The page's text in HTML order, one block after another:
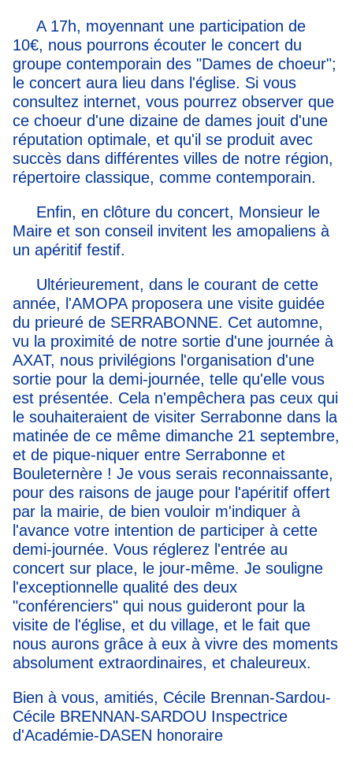
A 17h, moyennant une participation de
10€, nous pourrons écouter le concert du
groupe contemporain des "Dames de choeur";
le concert aura lieu dans l'église. Si vous
consultez internet, vous pourrez observer que
ce choeur d'une dizaine de dames jouit d'une
réputation optimale, et qu'il se produit avec
succès dans différentes villes de notre région,
répertoire classique, comme contemporain.
Enfin, en clôture du concert, Monsieur le
Maire et son conseil invitent les amopaliens à
un apéritif festif.
Ultérieurement, dans le courant de cette
année, l'AMOPA proposera une visite guidée
du prieuré de SERRABONNE. Cet automne,
vu la proximité de notre sortie d'une journée à
AXAT, nous privilégions l'organisation d'une
sortie pour la demi-journée, telle qu'elle vous
est présentée. Cela n'empêchera pas ceux qui
le souhaiteraient de visiter Serrabonne dans la
matinée de ce même dimanche 21 septembre,
et de pique-niquer entre Serrabonne et
Bouleternère ! Je vous serais reconnaissante,
pour des raisons de jauge pour l'apéritif offert
par la mairie, de bien vouloir m'indiquer à
l'avance votre intention de participer à cette
demi-journée. Vous réglerez l'entrée au
concert sur place, le jour-même. Je souligne
l'exceptionnelle qualité des deux
"conférenciers" qui nous guideront pour la
visite de l'église, et du village, et le fait que
nous aurons grâce à eux à vivre des moments
absolument extraordinaires, et chaleureux.
Bien à vous, amitiés, Cécile Brennan-Sardou-
Cécile BRENNAN-SARDOU Inspectrice
d'Académie-DASEN honoraire